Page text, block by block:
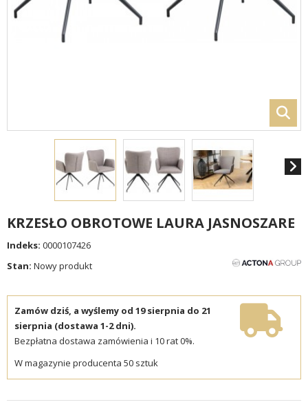
KRZESŁO OBROTOWE LAURA JASNOSZARE
Indeks: 0000107426
Stan: Nowy produkt
Zamów dziś, a wyślemy od 19 sierpnia do 21
sierpnia (dostawa 1-2 dni).
Bezpłatna dostawa zamówienia i 10 rat 0%.
W magazynie producenta 50 sztuk